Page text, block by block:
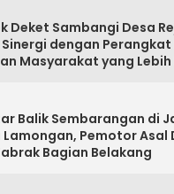
Deket Sambangi Desa
dengan Perangkat
Masyarakat yang Lebih
Balik Sembarangan di
Pemotor Asal
Bagian Belakang